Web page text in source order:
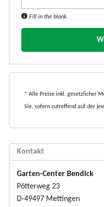
Fill in the blank.
* Alle Preise inkl. gesetzlicher
Sie, sofern zutreffend auf der
Kontakt
Garten-Center Bendick
Pötterweg 23
D-49497 Mettingen